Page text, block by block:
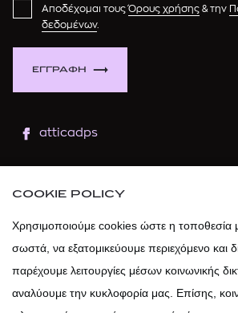
ΕΓΓΡΑΦΗ
Αποδέχομαι τουςΌρους χρήσης & την
δεδομένων.
atticadps
atticadps
COOKIE POLICY
Χρησιμοποιούμε cookies ώστε η τοποθεσία
σωστά, να εξατομικεύουμε περιεχόμενο και
παρέχουμε λειτουργίες μέσων κοινωνικής
αναλύουμε την κυκλοφορία μας. Επίσης,